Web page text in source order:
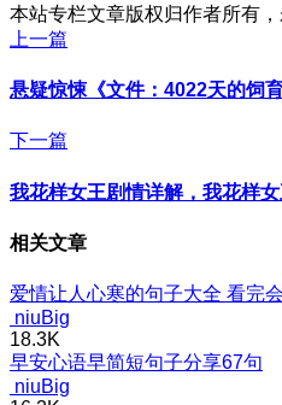
本站专栏文章版权归作者所有，
上一篇
悬疑惊悚《文件：4022天的饲
下一篇
我花样女王剧情详解，我花样
相关文章
爱情让人心寒的句子大全 看完
niuBig
18.3K
早安心语早简短句子分享67句
niuBig